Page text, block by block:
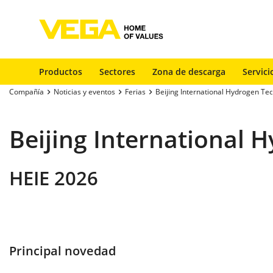
Productos Sectores Zona de descarga
Compañía Noticias y eventos Ferias Beijing International Hydrogen
Beijing International
HEIE 2026
Principal novedad